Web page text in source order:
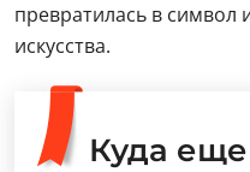
превратилась в символ
искусства.
Куда еще